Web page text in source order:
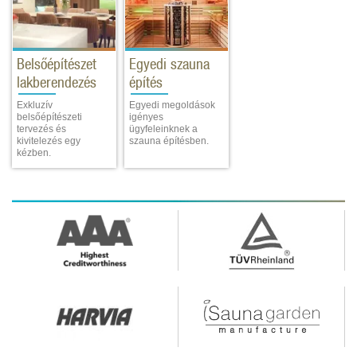
Belsőépítészet
lakberendezés
Exkluzív
belsőépítészeti
tervezés és
kivitelezés egy
kézben.
Egyedi szauna
építés
Egyedi megoldások
igényes
ügyfeleinknek a
szauna építésben.